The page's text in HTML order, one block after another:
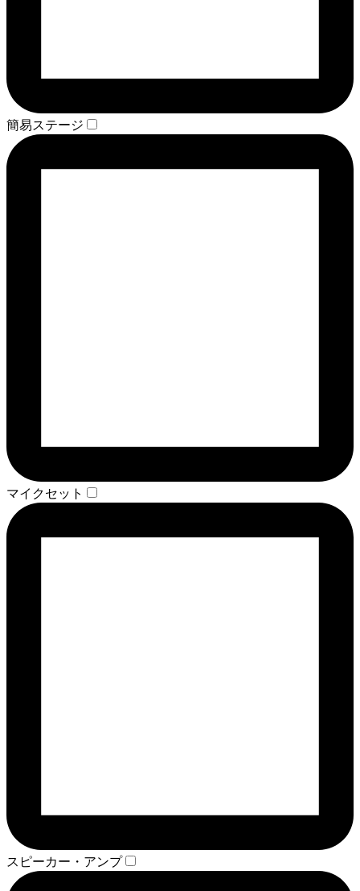
簡易ステージ
マイクセット
スピーカー・アンプ